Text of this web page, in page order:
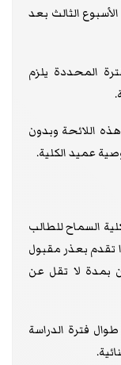
الثالث بعد
المحددة يلزم
اللائحة وبدون
عميد الكلية.
السماح للطالب
تقدم بعذر مقبول
بمدة لا تقل عن
فترة الدراسة